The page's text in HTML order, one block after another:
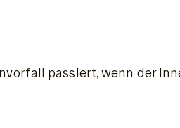
passiert, wenn der